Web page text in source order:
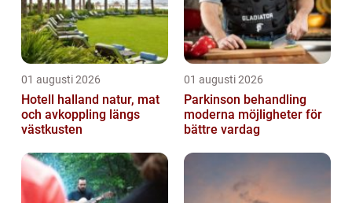
01 augusti 2026
Hotell halland natur, mat
och avkoppling längs
västkusten
01 augusti 2026
Parkinson behandling
moderna möjligheter för
bättre vardag